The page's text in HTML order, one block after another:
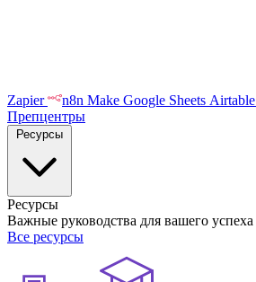
Zapier n8n Make Google Sheets Airtable
Препцентры
Ресурсы
Важные руководства для вашего успеха
Все ресурсы